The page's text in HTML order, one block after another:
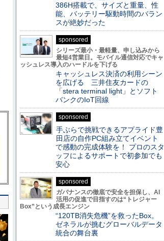
386H搭載で、サイズと重量、性
能、バッテリー駆動時間のバラン
スが絶妙だった
sponsored
シリーズ最小・最軽量、申し込みから
最短4営業日。モバイル通信対応でキャ
ッシュレス導入のハードルを下げる
キャッシュレス決済の利用シーン
を広げる 三井住友カードの
「stera terminal light」とソフト
バンクのIoT回線
sponsored
手ぶらで挑戦できるアプライド豊
田店の自作PC組み立てイベント
で感動の完成体験を！ プロのスタ
ッフによるサポートで初参加でも
安心
sponsored
ガバナンスの徹底で安全を担保し、AI
活用の促進で目指すのは“トレジャー
Box”という成長エンジン
“120TB消失危機”を救ったBox。
ゼネラルが挑むグローバルデータ
統合の舞台裏